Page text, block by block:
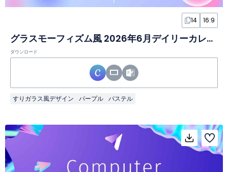
14 16:9
グラスモーフィズム風 2026年6月デイリーカレンダースライド
ダウンロード
すりガラス風デザイン パープル パステル